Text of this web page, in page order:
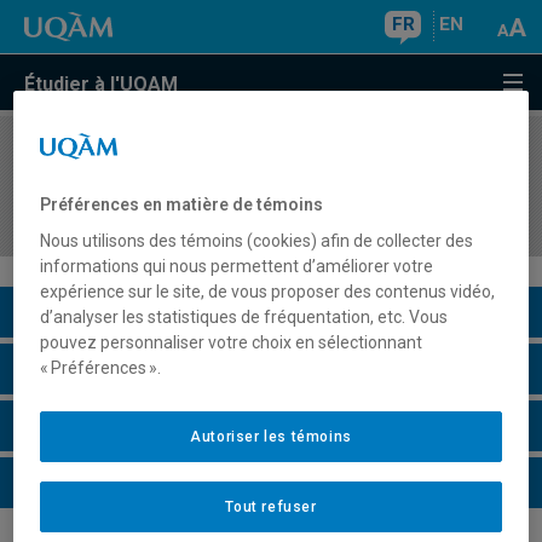
FR EN
Étudier à l'UQAM
COURS//
adaptation scolaire et sociale
Description du cours
Horaire - Été 2026
Horaire - Automne 2026
Horaire - Hiver 2027
Préférences en matière de témoins
Nous utilisons des témoins (cookies) afin de collecter des
informations qui nous permettent d’améliorer votre
expérience sur le site, de vous proposer des contenus vidéo,
d’analyser les statistiques de fréquentation, etc. Vous
pouvez personnaliser votre choix en sélectionnant
« Préférences ».
Tout refuser
Autoriser les témoins